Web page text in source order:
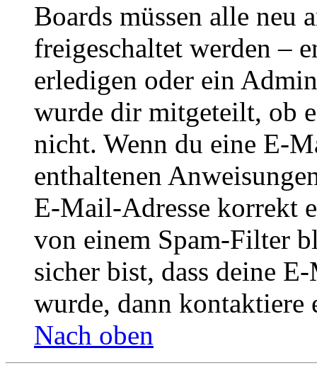
Boards müssen alle neu
freigeschaltet werden –
erledigen oder ein
wurde dir mitgeteilt, ob
nicht. Wenn du eine E-
enthaltenen
E-Mail-Adresse korrekt
von einem Spam-Filter
sicher bist, dass deine
wurde, dann kontaktiere
Nach oben